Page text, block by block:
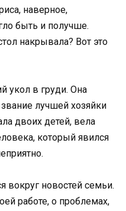
наверное,
быть и получше.
накрывала? Вот это
укол в груди. Она
лучшей хозяйки
двоих детей, вела
который явился
вокруг новостей семьи.
работе, о проблемах,